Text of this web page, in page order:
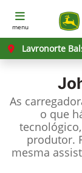
menu
Lavronorte
As
o que
produtor.
mesma